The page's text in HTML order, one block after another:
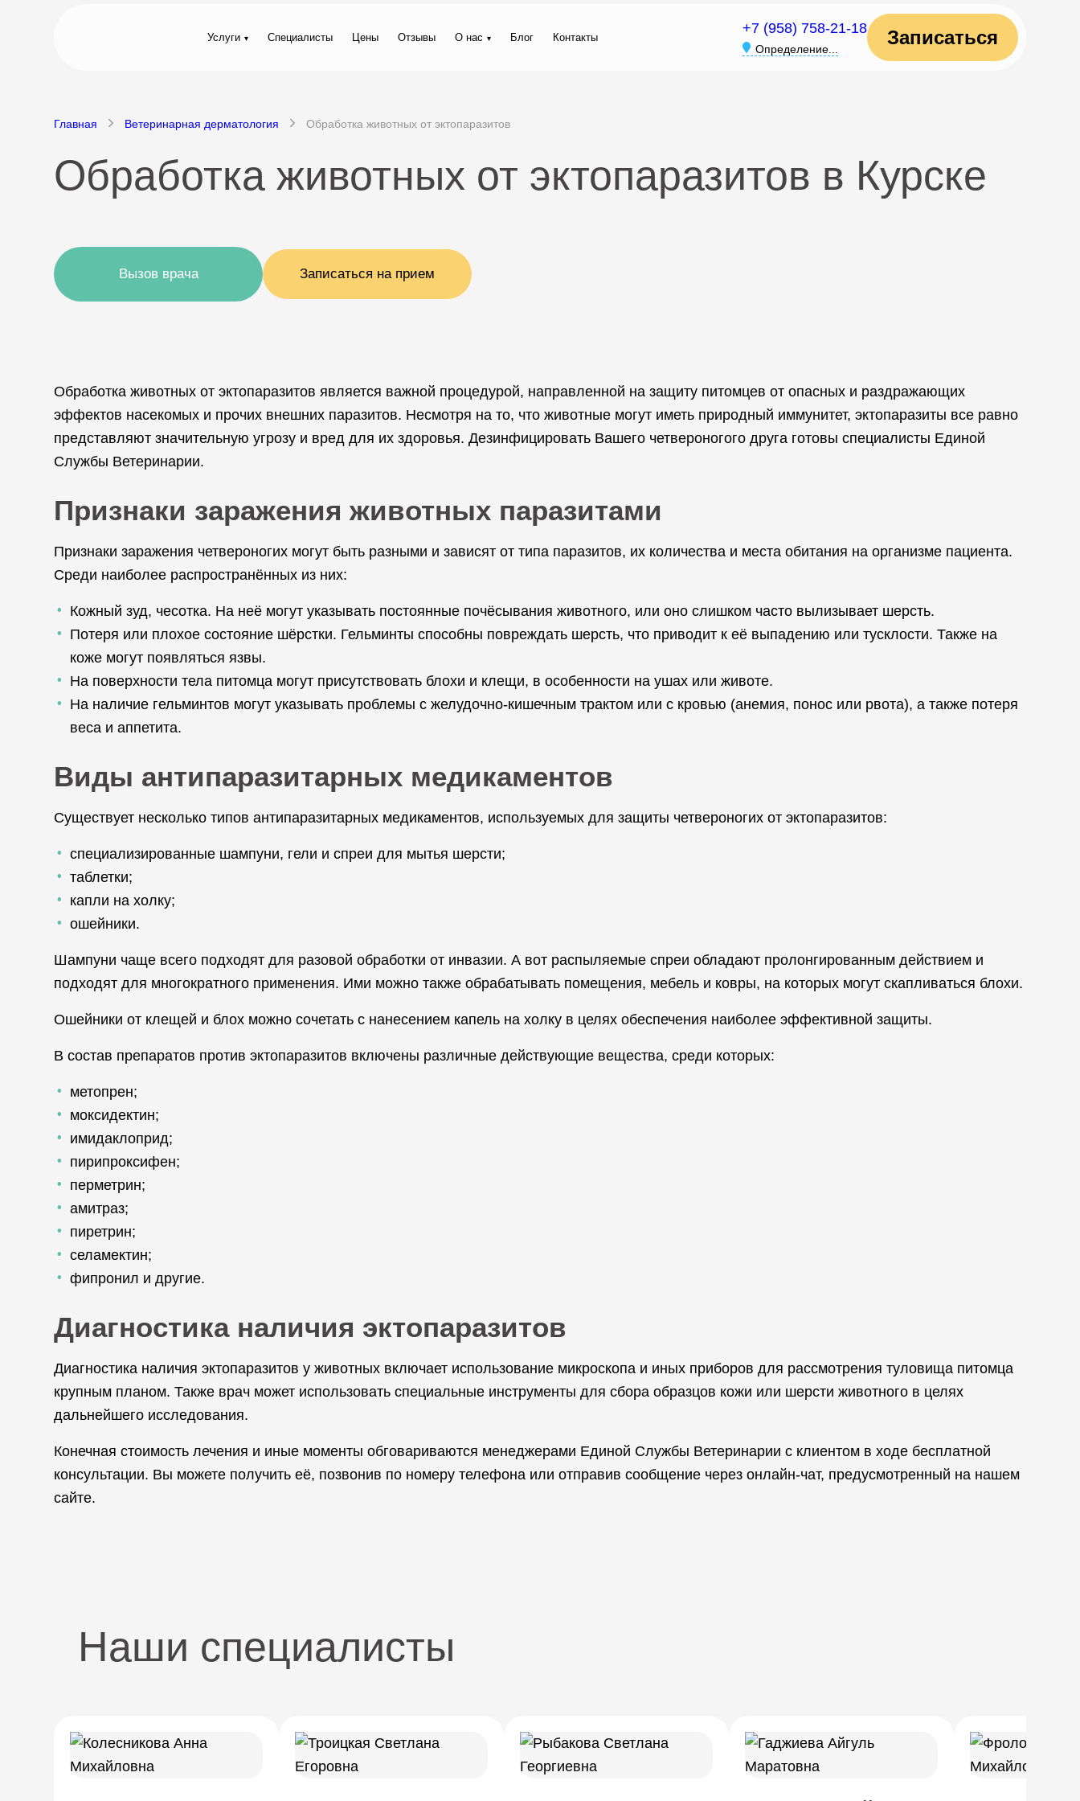
Услуги Специалисты Цены Отзывы О нас Блог Контакты
+7 (958) 758-21-18
Определение...
Записаться
Главная Ветеринарная дерматология Обработка животных от эктопаразитов
Обработка животных от эктопаразитов в Курске
Вызов врача Записаться на прием
Обработка животных от эктопаразитов является важной процедурой, направленной на защиту питомцев от опасных и раздражающих
эффектов насекомых и прочих внешних паразитов. Несмотря на то, что животные могут иметь природный иммунитет, эктопаразиты все равно
представляют значительную угрозу и вред для их здоровья. Дезинфицировать Вашего четвероногого друга готовы специалисты Единой
Службы Ветеринарии.
Признаки заражения животных паразитами
Признаки заражения четвероногих могут быть разными и зависят от типа паразитов, их количества и места обитания на организме пациента.
Среди наиболее распространённых из них:
Кожный зуд, чесотка. На неё могут указывать постоянные почёсывания животного, или оно слишком часто вылизывает шерсть.
Потеря или плохое состояние шёрстки. Гельминты способны повреждать шерсть, что приводит к её выпадению или тусклости. Также на
коже могут появляться язвы.
На поверхности тела питомца могут присутствовать блохи и клещи, в особенности на ушах или животе.
На наличие гельминтов могут указывать проблемы с желудочно-кишечным трактом или с кровью (анемия, понос или рвота), а также потеря
веса и аппетита.
Виды антипаразитарных медикаментов
Существует несколько типов антипаразитарных медикаментов, используемых для защиты четвероногих от эктопаразитов:
специализированные шампуни, гели и спреи для мытья шерсти;
таблетки;
капли на холку;
ошейники.
Шампуни чаще всего подходят для разовой обработки от инвазии. А вот распыляемые спреи обладают пролонгированным действием и
подходят для многократного применения. Ими можно также обрабатывать помещения, мебель и ковры, на которых могут скапливаться блохи.
Ошейники от клещей и блох можно сочетать с нанесением капель на холку в целях обеспечения наиболее эффективной защиты.
В состав препаратов против эктопаразитов включены различные действующие вещества, среди которых:
метопрен;
моксидектин;
имидаклоприд;
пирипроксифен;
перметрин;
амитраз;
пиретрин;
селамектин;
фипронил и другие.
Диагностика наличия эктопаразитов
Диагностика наличия эктопаразитов у животных включает использование микроскопа и иных приборов для рассмотрения туловища питомца
крупным планом. Также врач может использовать специальные инструменты для сбора образцов кожи или шерсти животного в целях
дальнейшего исследования.
Конечная стоимость лечения и иные моменты обговариваются менеджерами Единой Службы Ветеринарии с клиентом в ходе бесплатной
консультации. Вы можете получить её, позвонив по номеру телефона или отправив сообщение через онлайн-чат, предусмотренный на нашем
сайте.
Наши специалисты